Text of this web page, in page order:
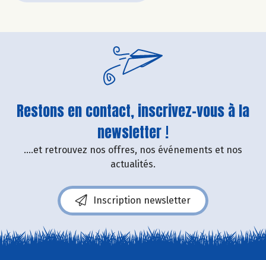
Restons en contact, inscrivez-vous à la
newsletter !
....et retrouvez nos offres, nos événements et nos
actualités.
Inscription newsletter